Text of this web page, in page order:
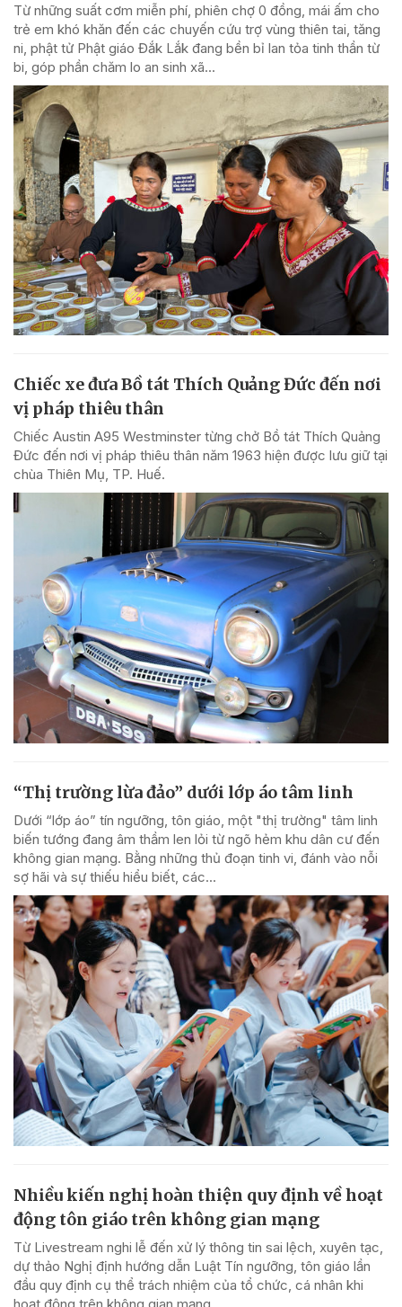
Từ những suất cơm miễn phí, phiên chợ 0 đồng, mái ấm cho
trẻ em khó khăn đến các chuyến cứu trợ vùng thiên tai, tăng
ni, phật tử Phật giáo Đắk Lắk đang bền bỉ lan tỏa tinh thần từ
bi, góp phần chăm lo an sinh xã...
Chiếc xe đưa Bồ tát Thích Quảng Đức đến nơi
vị pháp thiêu thân
Chiếc Austin A95 Westminster từng chở Bồ tát Thích Quảng
Đức đến nơi vị pháp thiêu thân năm 1963 hiện được lưu giữ tại
chùa Thiên Mụ, TP. Huế.
“Thị trường lừa đảo” dưới lớp áo tâm linh
Dưới “lớp áo” tín ngưỡng, tôn giáo, một "thị trường" tâm linh
biến tướng đang âm thầm len lỏi từ ngõ hẻm khu dân cư đến
không gian mạng. Bằng những thủ đoạn tinh vi, đánh vào nỗi
sợ hãi và sự thiếu hiểu biết, các...
Nhiều kiến nghị hoàn thiện quy định về hoạt
động tôn giáo trên không gian mạng
Từ Livestream nghi lễ đến xử lý thông tin sai lệch, xuyên tạc,
dự thảo Nghị định hướng dẫn Luật Tín ngưỡng, tôn giáo lần
đầu quy định cụ thể trách nhiệm của tổ chức, cá nhân khi
hoạt động trên không gian mạng.